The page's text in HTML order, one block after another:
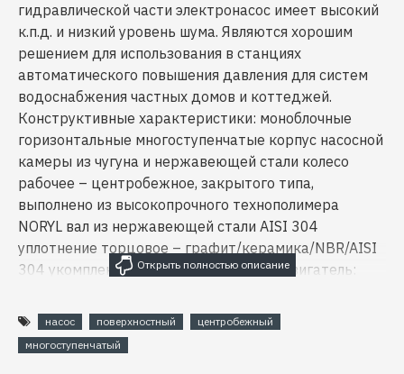
гидравлической части электронасос имеет высокий
к.п.д. и низкий уровень шума. Являются хорошим
решением для использования в станциях
автоматического повышения давления для систем
водоснабжения частных домов и коттеджей.
Конструктивные характеристики: моноблочные
горизонтальные многоступенчатые корпус насосной
камеры из чугуна и нержавеющей стали колесо
рабочее – центробежное, закрытого типа,
выполнено из высокопрочного технополимера
NORYL вал из нержавеющей стали AISI 304
уплотнение торцовое – графит/керамика/NBR/AISI
304 укомплектован кабелем питания Двигатель:
ротором, с самовентиляцией степень защиты IP44
класс нагревостойкости изоляции В однофазное
исполнение с установленным в коробку выводов
насос поверхностный
центробежный
многоступенчатый